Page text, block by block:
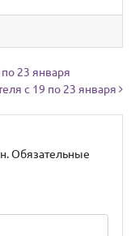
23 января
с 19 по 23 января
Обязательные